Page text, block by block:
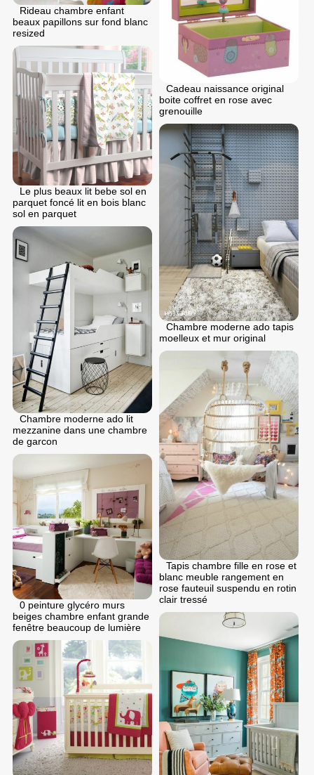
Rideau chambre enfant
beaux papillons sur fond blanc
resized
Cadeau naissance original
boite coffret en rose avec
grenouille
Le plus beaux lit bebe sol en
parquet foncé lit en bois blanc
sol en parquet
Chambre moderne ado tapis
moelleux et mur original
Chambre moderne ado lit
mezzanine dans une chambre
de garcon
Tapis chambre fille en rose et
blanc meuble rangement en
rose fauteuil suspendu en rotin
clair tressé
0 peinture glycéro murs
beiges chambre enfant grande
fenêtre beaucoup de lumière